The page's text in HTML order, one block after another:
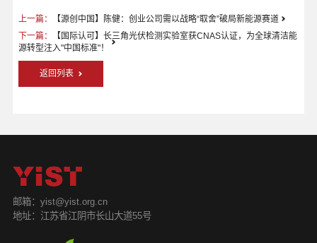
上一篇：
【源创中国】陈健：创业公司需以战略“取舍”破局新能源赛道
下一篇：
【国际认可】长三角光伏检测实验室获CNAS认证，为全球清洁能
源转型注入"中国标准"！
返回列表
邮箱：yist@yist.org.cn
地址：江苏省江阴市长山大道55号